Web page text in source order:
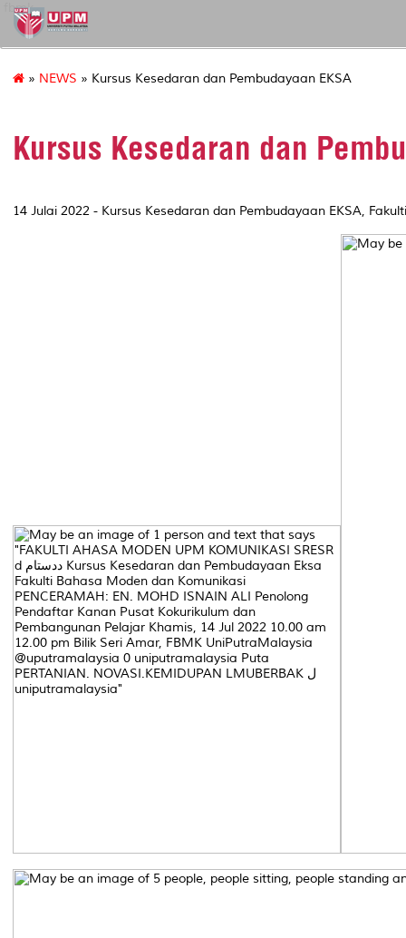
fbmk
» NEWS » Kursus Kesedaran dan Pembudayaan EKSA
Kursus Kesedaran dan
14 Julai 2022 - Kursus Kesedaran dan Pembudayaan EKSA,